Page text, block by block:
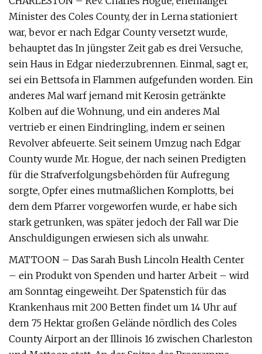
Minister des Coles County, der in Lerna stationiert
war, bevor er nach Edgar County versetzt wurde,
behauptet das In jüngster Zeit gab es drei Versuche,
sein Haus in Edgar niederzubrennen. Einmal, sagt er,
sei ein Bettsofa in Flammen aufgefunden worden. Ein
anderes Mal warf jemand mit Kerosin getränkte
Kolben auf die Wohnung, und ein anderes Mal
vertrieb er einen Eindringling, indem er seinen
Revolver abfeuerte. Seit seinem Umzug nach Edgar
County wurde Mr. Hogue, der nach seinen Predigten
für die Strafverfolgungsbehörden für Aufregung
sorgte, Opfer eines mutmaßlichen Komplotts, bei
dem dem Pfarrer vorgeworfen wurde, er habe sich
stark getrunken, was später jedoch der Fall war Die
Anschuldigungen erwiesen sich als unwahr.
MATTOON – Das Sarah Bush Lincoln Health Center
– ein Produkt von Spenden und harter Arbeit – wird
am Sonntag eingeweiht. Der Spatenstich für das
Krankenhaus mit 200 Betten findet um 14 Uhr auf
dem 75 Hektar großen Gelände nördlich des Coles
County Airport an der Illinois 16 zwischen Charleston